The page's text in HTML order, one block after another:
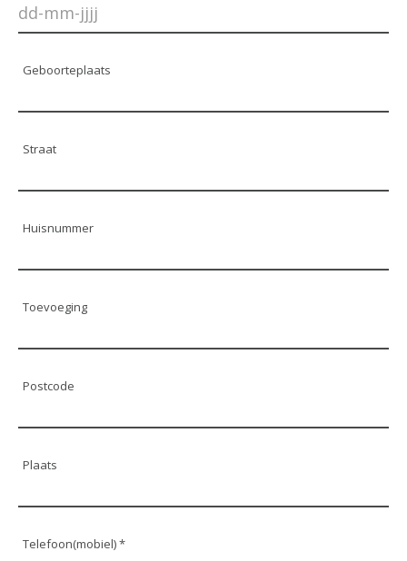
Geboorteplaats
Straat
Huisnummer
Toevoeging
Postcode
Plaats
Telefoon(mobiel) *